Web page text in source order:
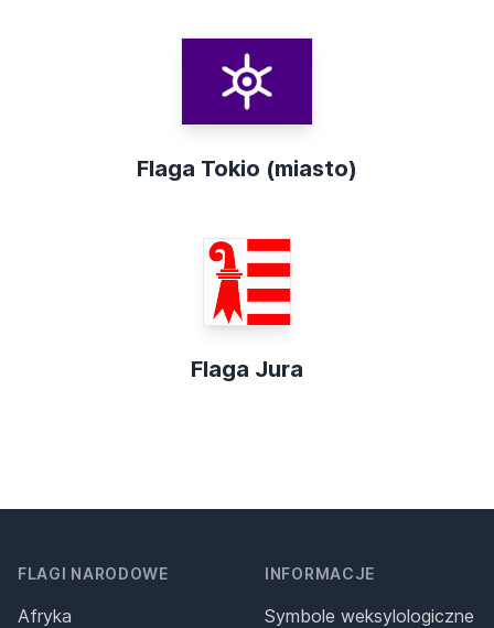
Flaga Tokio (miasto)
Flaga Jura
FLAGI NARODOWE
Afryka
INFORMACJE
Symbole weksylologiczne